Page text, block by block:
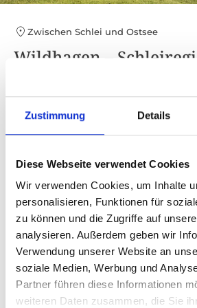
Zustimmung Details
Diese Webseite verwendet Cookies
Wir verwenden Cookies, um Inhalte
personalisieren, Funktionen für
zu können und die Zugriffe auf
analysieren. Außerdem geben wir
Verwendung unserer Website an
soziale Medien, Werbung und
Partner führen diese Informationen
weiteren Daten zusammen, die Sie
Zwischen Schlei und Ostsee
Wildhagen –
10 Gäste 5 Schlafzimmer 3
Hunde erlaubt Sauna Kamin
Auf Karte anzeigen
Beschreibung
Ausstattung
Schlafgelegenheiten